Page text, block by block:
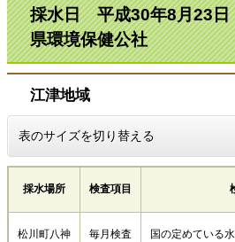
採水日 平成30年8月23
県環境保健公社
江津地域
表のサイズを切り替える
採水場所 検査項目
松川町八神 毎月検査 国の定めている